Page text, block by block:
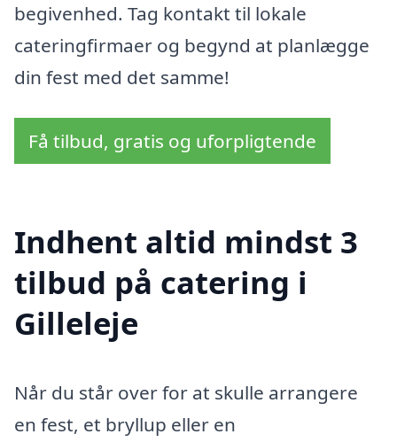
begivenhed. Tag kontakt til lokale
cateringfirmaer og begynd at planlægge
din fest med det samme!
Få tilbud, gratis og uforpligtende
Indhent altid mindst 3
tilbud på catering i
Gilleleje
Når du står over for at skulle arrangere
en fest, et bryllup eller en